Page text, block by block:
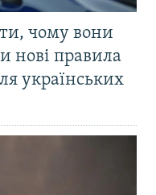
чому вони
нові правила
українських